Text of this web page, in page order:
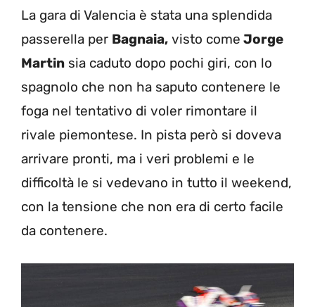
La gara di Valencia è stata una splendida
passerella per Bagnaia, visto come Jorge
Martin sia caduto dopo pochi giri, con lo
spagnolo che non ha saputo contenere le
foga nel tentativo di voler rimontare il
rivale piemontese. In pista però si doveva
arrivare pronti, ma i veri problemi e le
difficoltà le si vedevano in tutto il weekend,
con la tensione che non era di certo facile
da contenere.